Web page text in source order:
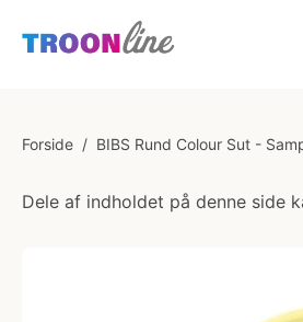
Forside / BIBS Rund Colour Sut -
Dele af indholdet på denne side